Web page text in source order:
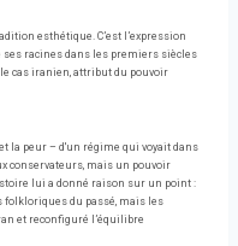
esthétique. C’est l’expression
ses racines dans les premiers siècles
cas iranien, attribut du pouvoir
la peur – d'un régime qui voyait dans
conservateurs, mais un pouvoir
lui a donné raison sur un point :
folkloriques du passé, mais les
et reconfiguré l’équilibre